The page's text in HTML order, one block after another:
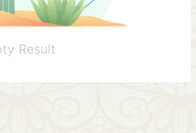
Result